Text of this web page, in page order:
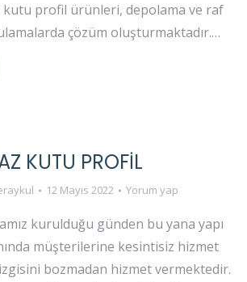
kutu profil ürünleri, depolama ve raf
çözüm oluşturmaktadır.…
KUTU PROFIL
12 Mayıs 2022 Yorum yap
kurulduğu günden bu yana yapı
müşterilerine kesintisiz hizmet
bozmadan hizmet vermektedir.